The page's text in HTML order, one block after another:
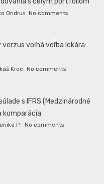
Ondrus No comments
voľná voľba lekára:
Kroc No comments
s IFRS (Medzinárodné
komparácia
P. No comments